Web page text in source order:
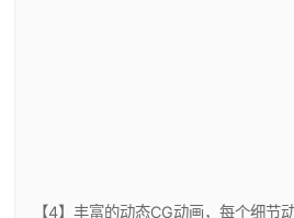
【4】丰富的动态CG动画，每个细节